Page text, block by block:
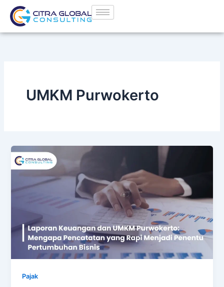
Lewati
konten
UMKM Purwokerto
Pajak